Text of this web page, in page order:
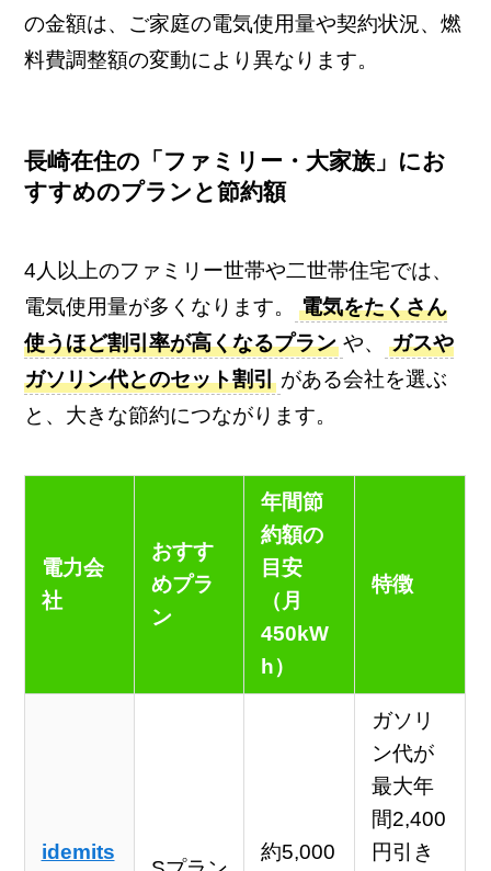
の金額は、ご家庭の電気使用量や契約状況、燃
料費調整額の変動により異なります。
長崎在住の「ファミリー・大家族」にお
すすめのプランと節約額
4人以上のファミリー世帯や二世帯住宅では、
電気使用量が多くなります。
電気をたくさん
使うほど割引率が高くなるプラン や、
ガスや
ガソリン代とのセット割引 がある会社を選ぶ
と、大きな節約につながります。
電力会
社
おすす
めプラ
ン
年間節
約額の
目安
（月
450kW
h）
特徴
idemits
約5,000
ガソリ
ン代が
最大年
間2,400
円引き